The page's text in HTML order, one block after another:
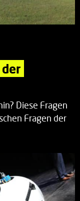
Diese Fragen
Fragen der